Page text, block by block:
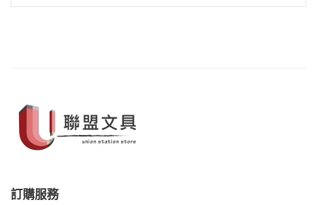
訂購服務